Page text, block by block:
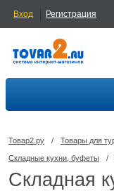
Вход Регистрация
Товар2.ру / Товары для
Складные кухни, буфеты /
Складная